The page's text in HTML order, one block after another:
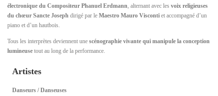
électronique du Compositeur Phanuel Erdmann, alternant avec les voix religieuses
du chœur Sancte Joseph dirigé par le Maestro Mauro Visconti et accompagné d’un
piano et d’un hautbois.
Tous les interprètes deviennent une scénographie vivante qui manipule la conception
lumineuse tout au long de la performance.
Artistes
Danseurs / Danseuses